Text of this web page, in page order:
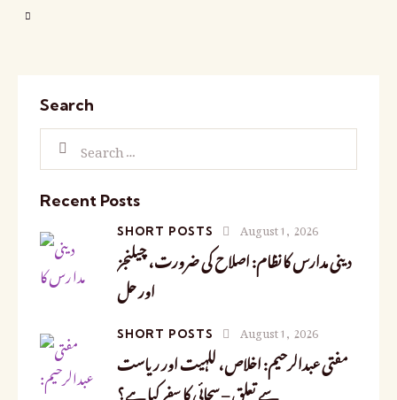
Search
Recent Posts
SHORT POSTS August 1, 2026
دینی مدارس کا نظام: اصلاح کی ضرورت، چیلنجز
اور حل
SHORT POSTS August 1, 2026
مفتی عبدالرحیم: اخلاص، للہیت اور ریاست
سے تعلق – سچائی کا سفر کیا ہے؟